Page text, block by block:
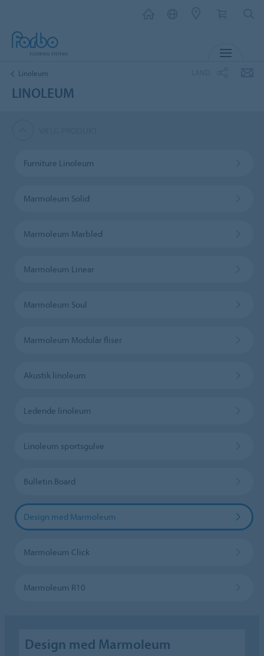
Linoleum
LINOLEUM
Furniture Linoleum
Marmoleum Solid
Marmoleum Marbled
Marmoleum Linear
Marmoleum Soul
Marmoleum Modular fliser
Akustik linoleum
Ledende linoleum
Linoleum sportsgulve
Bulletin Board
Design med Marmoleum
Marmoleum Click
Marmoleum R10
Design med Marmoleum